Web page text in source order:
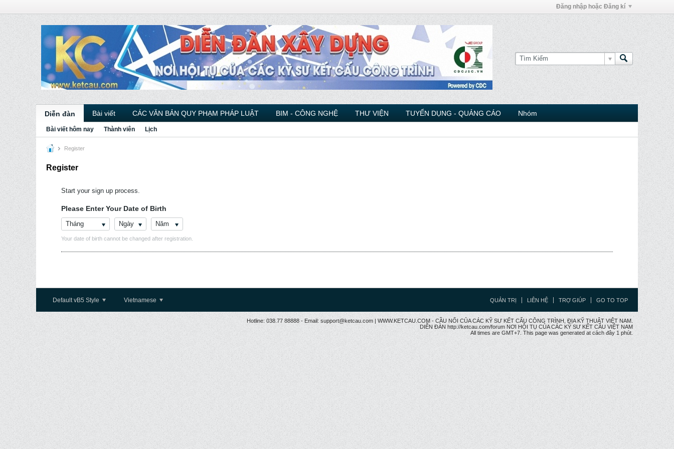
Đăng nhập hoặc Đăng kí
Diễn đàn Bài viết CÁC VĂN BẢN QUY PHẠM PHÁP LUẬT BIM - CÔNG NGHỆ THƯ VIỆN TUYỂN DỤNG - QUẢNG CÁO Nhóm
Bài viết hôm nay Thành viên Lịch
Register
Register
Start your sign up process.
Please Enter Your Date of Birth
Tháng Ngày Năm
Your date of birth cannot be changed after registration.
Default vB5 Style Vietnamese QUẢN TRỊ LIÊN HỆ TRỢ GIÚP GO TO TOP
Hotline: 038.77 88888 - Email: support@ketcau.com | WWW.KETCAU.COM - CẦU NỐI CỦA CÁC KỸ SƯ KẾT CẤU CÔNG TRÌNH, ĐỊA KỸ THUẬT VIỆT NAM.
DIỄN ĐÀN http://ketcau.com/forum NƠI HỘI TỤ CỦA CÁC KỸ SƯ KẾT CÂU VIỆT NAM
All times are GMT+7. This page was generated at cách đây 1 phút.